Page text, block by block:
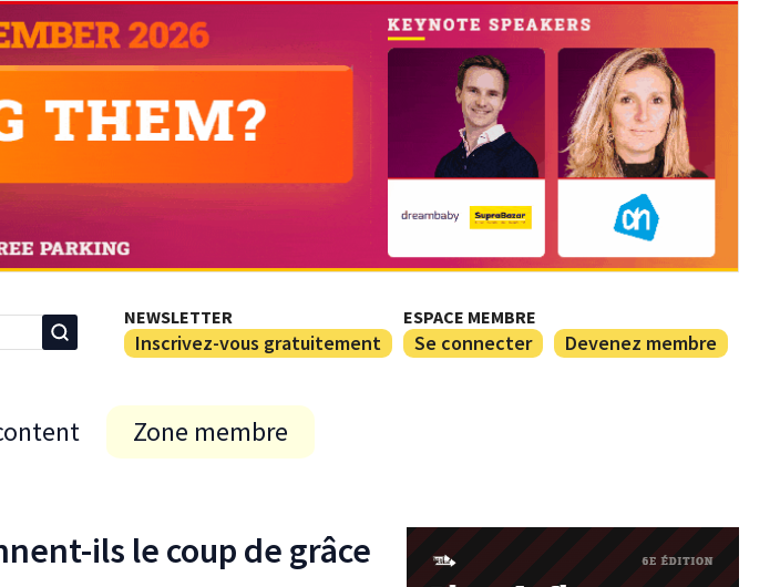
NEWSLETTER
Inscrivez-vous gratuitement
ESPACE MEMBRE
Se connecter Devenez membre
Zone membre
ils le coup de grâce